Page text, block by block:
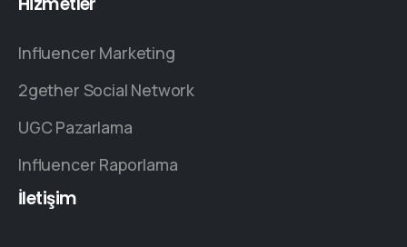
Influencer Marketing
2gether Social Network
UGC Pazarlama
Influencer Raporlama
İletişim